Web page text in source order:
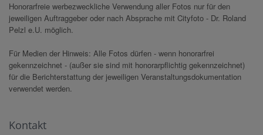
Honorarfreie werbezweckliche Verwendung aller Fotos nur für den
jeweiligen Auftraggeber oder nach Absprache mit Cityfoto - Dr. Roland
Pelzl e.U. möglich.
Für Medien der Hinweis: Alle Fotos dürfen - wenn honorarfrei
gekennzeichnet - (außer sie sind mit honorarpflichtig gekennzeichnet)
für die Berichterstattung der jeweiligen Veranstaltungsdokumentation
verwendet werden.
Kontakt